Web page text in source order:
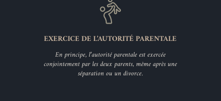
EXERCICE DE L’AUTORITÉ PARENTALE
En principe, l’autorité parentale est exercée
conjointement par les deux parents, même après une
séparation ou un divorce.